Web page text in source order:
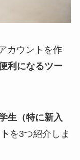
カウントを作
利になるツー
生（特に新入
を3つ紹介しま